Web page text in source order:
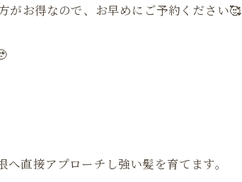
がお得なので、お早めにご予約ください🥰
直接アプローチし強い髪を育てます。